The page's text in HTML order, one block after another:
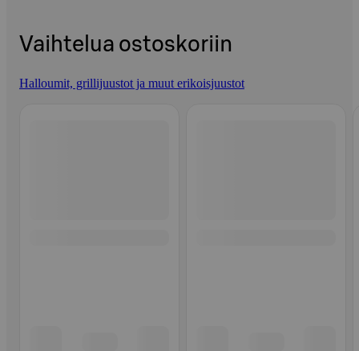
Vaihtelua ostoskoriin
Halloumit, grillijuustot ja muut erikoisjuustot